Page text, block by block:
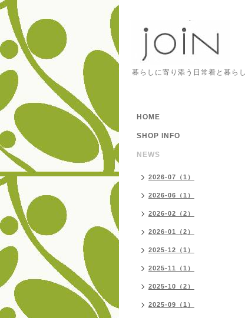
暮らしに寄り添う日常着と暮ら
HOME
SHOP INFO
NEWS
2026-07（1）
2026-06（1）
2026-02（2）
2026-01（2）
2025-12（1）
2025-11（1）
2025-10（2）
2025-09（1）